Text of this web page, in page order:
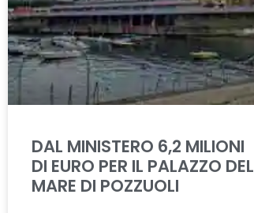
DAL MINISTERO 6,2 MILIONI
DI EURO PER IL PALAZZO DEL
MARE DI POZZUOLI